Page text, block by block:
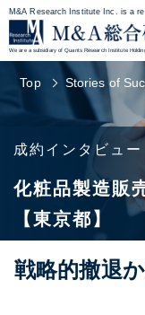
M&A Research Institute Inc. is a
We are a subsidiary of Quants Research Institute
Top Stories of
成約インタビュー
化粧品製造販
【東京都】
戦略的撤退